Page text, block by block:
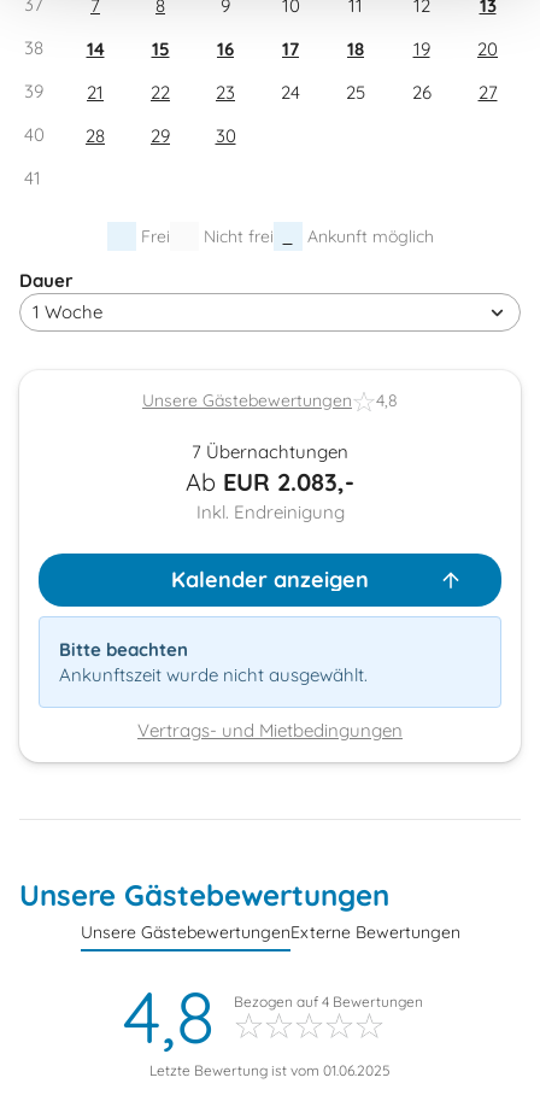
37 7 8 9 10 11 12
13
38
14 15 16 17 18 19
20
39
21 22 23 24 25 26
27
40
28 29
30
41
Frei Nicht frei Ankunft möglich
Dauer
Unsere Gästebewertungen 4,8
7 Übernachtungen
Ab EUR 2.083,-
Inkl. Endreinigung
Kalender anzeigen
Bitte beachten
Ankunftszeit wurde nicht ausgewählt.
Vertrags- und Mietbedingungen
Unsere Gästebewertungen
Unsere GästebewertungenExterne Bewertungen
4,8 Bezogen auf 4 Bewertungen
Letzte Bewertung ist vom 01.06.2025